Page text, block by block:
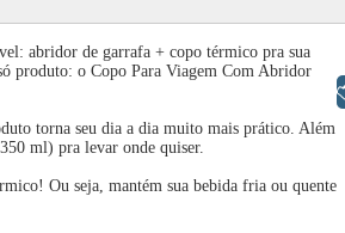
abridor de garrafa + copo térmico pra sua
produto: o Copo Para Viagem Com Abridor
torna seu dia a dia muito mais prático. Além
ml) pra levar onde quiser.
Ou seja, mantém sua bebida fria ou quente